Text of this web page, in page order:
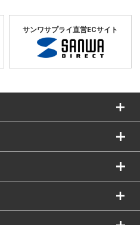
サンワサプライ直営ECサイト